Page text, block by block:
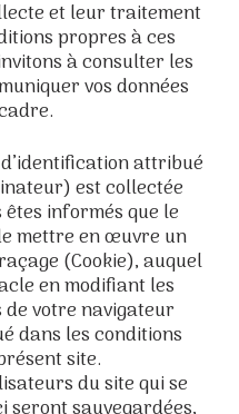
et leur traitement
propres à ces
à consulter les
vos données
attribué
est collectée
informés que le
mettre en œuvre un
(Cookie), auquel
en modifiant les
votre navigateur
dans les conditions
site.
du site qui se